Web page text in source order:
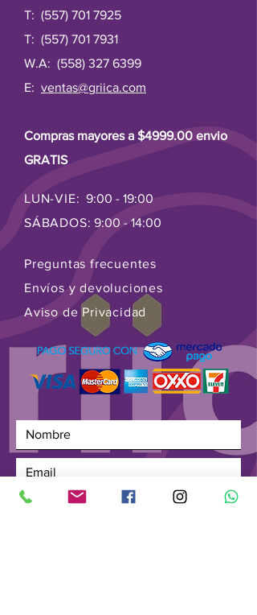
5.Mayor resistencia ósea
6. Regula el sueño–naturalmente
7. Al ser un producto natural el tono
rosado puede variar un poco
T: (557) 701 7925
T: (557) 701 7931
W.A: (558) 327 6399
E: ventas@griica.com
Compras mayores a $4999.00 envio
GRATIS
LUN-VIE: 9:00 - 19:00
SÁBADOS: 9:00 - 14:00
Preguntas frecuentes
Envíos y devoluciones
Aviso de Privacidad